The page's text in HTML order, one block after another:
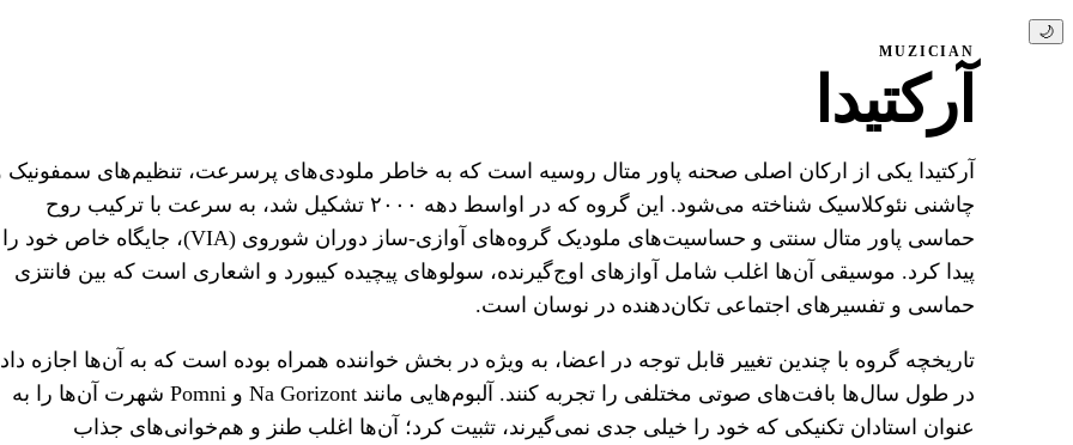
🌙
MUZICIAN
آرکتیدا
آرکتیدا یکی از ارکان اصلی صحنه پاور متال روسیه است که به خاطر ملودی‌های پرسرعت، تنظیم‌های سمفونیک
چاشنی نئوکلاسیک شناخته می‌شود. این گروه که در اواسط دهه ۲۰۰۰ تشکیل شد، به سرعت با ترکیب روح
حماسی پاور متال سنتی و حساسیت‌های ملودیک گروه‌های آوازی-ساز دوران شوروی (VIA)، جایگاه خاص خود را
پیدا کرد. موسیقی آن‌ها اغلب شامل آوازهای اوج‌گیرنده، سولوهای پیچیده کیبورد و اشعاری است که بین فانتزی
حماسی و تفسیرهای اجتماعی تکان‌دهنده در نوسان است.
تاریخچه گروه با چندین تغییر قابل توجه در اعضا، به ویژه در بخش خواننده همراه بوده است که به آن‌ها اجازه
در طول سال‌ها بافت‌های صوتی مختلفی را تجربه کنند. آلبو‌م‌هایی مانند Na Gorizont و Pomni شهرت آن‌ها را به
عنوان استادان تکنیکی که خود را خیلی جدی نمی‌گیرند، تثبیت کرد؛ آن‌ها اغلب طنز و هم‌خوانی‌های جذاب